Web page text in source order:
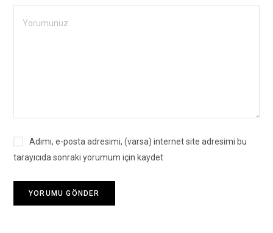
Adımı, e-posta adresimi, (varsa) internet site adresimi bu
tarayıcıda sonraki yorumum için kaydet